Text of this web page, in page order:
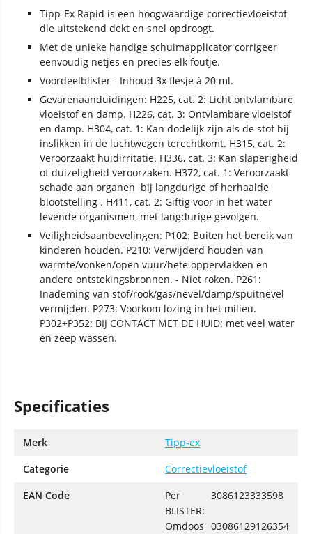
Tipp-Ex Rapid is een hoogwaardige correctievloeistof
die uitstekend dekt en snel opdroogt.
Met de unieke handige schuimapplicator corrigeer
eenvoudig netjes en precies elk foutje.
Voordeelblister - Inhoud 3x flesje à 20 ml.
Gevarenaanduidingen: H225, cat. 2: Licht ontvlambare
vloeistof en damp. H226, cat. 3: Ontvlambare vloeistof
en damp. H304, cat. 1: Kan dodelijk zijn als de stof bij
inslikken in de luchtwegen terechtkomt. H315, cat. 2:
Veroorzaakt huidirritatie. H336, cat. 3: Kan slaperigheid
of duizeligheid veroorzaken. H372, cat. 1: Veroorzaakt
schade aan organen bij langdurige of herhaalde
blootstelling . H411, cat. 2: Giftig voor in het water
levende organismen, met langdurige gevolgen.
Veiligheidsaanbevelingen: P102: Buiten het bereik van
kinderen houden. P210: Verwijderd houden van
warmte/vonken/open vuur/hete oppervlakken en
andere ontstekingsbronnen. - Niet roken. P261:
Inademing van stof/rook/gas/nevel/damp/spuitnevel
vermijden. P273: Voorkom lozing in het milieu.
P302+P352: BIJ CONTACT MET DE HUID: met veel water
en zeep wassen.
Specificaties
Merk
Tipp-ex
Categorie
Correctievloeistof
EAN Code
Per
BLISTER:
3086123333598
Omdoos 03086129126354